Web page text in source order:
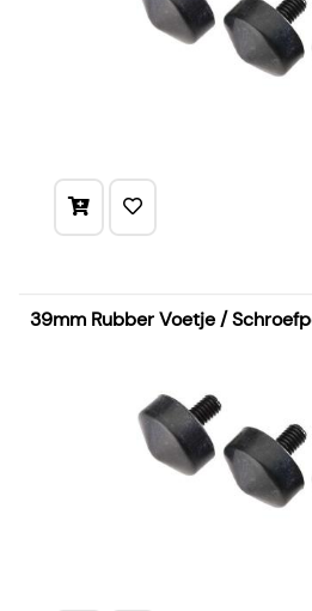
39mm Rubber Voetje /